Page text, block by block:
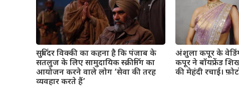
सुबिंदर विक्की का कहना है कि पंजाब के
सतलुज के लिए सामुदायिक स्क्रीनिंग का
आयोजन करने वाले लोग ‘सेवा की तरह
व्यवहार करते हैं’
अंशुला कपूर के
कपूर ने बॉयफ्रेंड
की मेहंदी रचाई।